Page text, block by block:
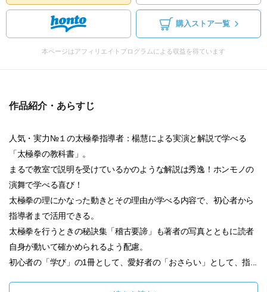
購入ストア一覧
本ページはアフィリエイトプログラムによる収益を得ています
作品紹介・あらすじ
人気・実力№１の太極拳指導者：楊慧による実演と解説で学べる
「太極拳の教科書」。
まるで教室で説明を受けているかのような解説は秀逸！ホンモノの
演舞で学べる喜び！
太極拳の理にかなった動きとその理由が学べる内容で、初心者から
指導者まで活用できる。
太極拳を行うときの秘訣集「稽古要諦」も著者の写真とともに読者
自身が動いて確かめられるよう配慮。
初心者の「学び」の1冊として、愛好者の「おさらい」として、指...